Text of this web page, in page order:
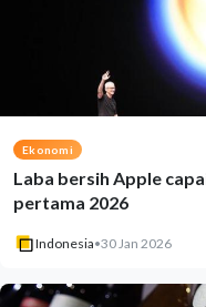
Ekonomi
Laba bersih Apple
pertama 2026
Indonesia•30 Jan 2026